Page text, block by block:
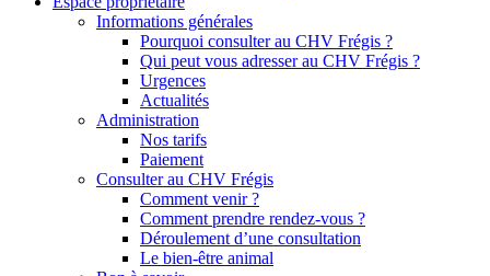
Informations générales
Pourquoi consulter au CHV Frégis ?
Qui peut vous adresser au CHV Frégis ?
Urgences
Actualités
Administration
Nos tarifs
Paiement
Consulter au CHV Frégis
Comment venir ?
Comment prendre rendez-vous ?
Déroulement d’une consultation
Le bien-être animal